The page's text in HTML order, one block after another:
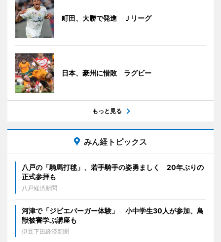
町田、大勝で発進 Ｊリーグ
日本、豪州に惜敗 ラグビー
もっと見る
みん経トピックス
八戸の「騎馬打毬」、若手騎手の姿勇ましく 20年ぶりの
正式参拝も
八戸経済新聞
河津で「ジビエバーガー体験」 小中学生30人が参加、鳥
獣被害学ぶ講座も
伊豆下田経済新聞